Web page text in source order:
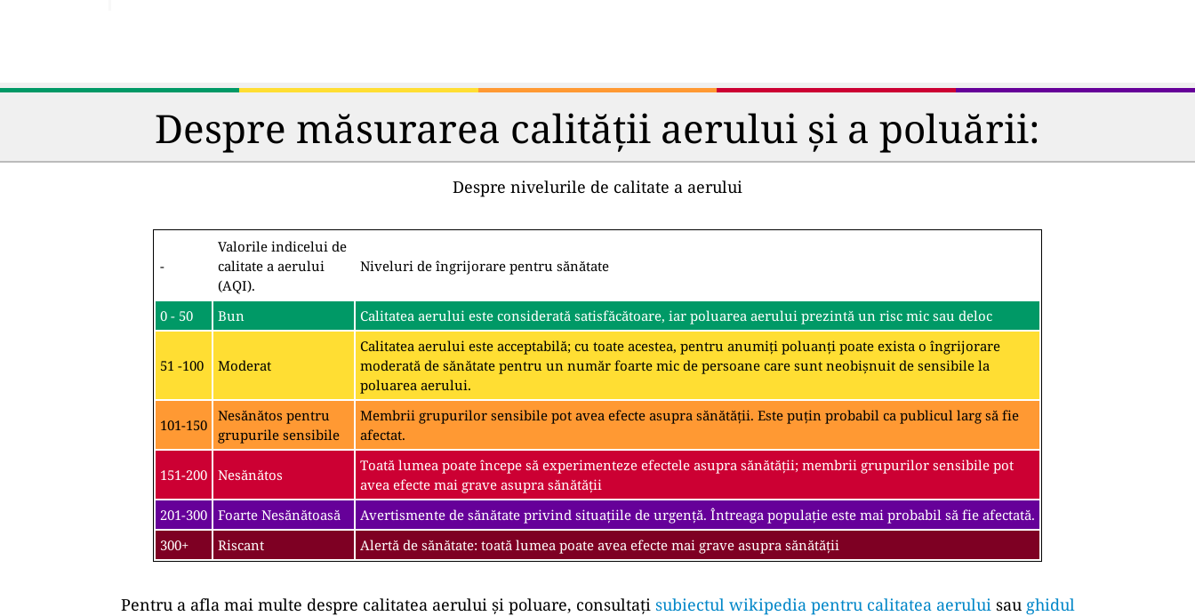
Despre măsurarea calității aerului și a poluării:
Despre nivelurile de calitate a aerului
-
Valorile indicelui de
calitate a aerului
(AQI).
Niveluri de îngrijorare pentru sănătate
0 - 50 Bun Calitatea aerului este considerată satisfăcătoare, iar poluarea aerului prezintă un risc mic sau deloc
51 -100 Moderat
Calitatea aerului este acceptabilă; cu toate acestea, pentru anumiți poluanți poate exista o îngrijorare
moderată de sănătate pentru un număr foarte mic de persoane care sunt neobișnuit de sensibile la
poluarea aerului.
101-150
Nesănătos pentru
grupurile sensibile
Membrii grupurilor sensibile pot avea efecte asupra sănătății. Este puțin probabil ca publicul larg să fie
afectat.
151-200 Nesănătos
Toată lumea poate începe să experimenteze efectele asupra sănătății; membrii grupurilor sensibile pot
avea efecte mai grave asupra sănătății
201-300 Foarte Nesănătoasă
Avertismente de sănătate privind situațiile de urgență. Întreaga populație este mai probabil să fie afectată.
300+
Riscant Alertă de sănătate: toată lumea poate avea efecte mai grave asupra sănătății
Pentru a afla mai multe despre calitatea aerului și poluare, consultați subiectul wikipedia pentru calitatea aeruluisau ghidul